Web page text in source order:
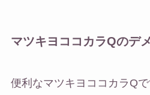
マツキヨココカラQのデ
便利なマツキヨココカラQ